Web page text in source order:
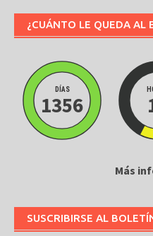
¿CUÁNTO LE QUEDA AL
DÍAS
1356
Más
SUSCRIBIRSE AL